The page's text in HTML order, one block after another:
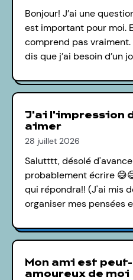
Bonjour! J’ai une
est important pour moi.
comprend pas
dis que j’ai besoin d’un
J'ai l'impression
aimer
28 juillet 2026
Salutttt, désolé
probablement écrire
qui répondra!! (J'ai mis
organiser mes pensées
Mon ami est
amoureux de moi